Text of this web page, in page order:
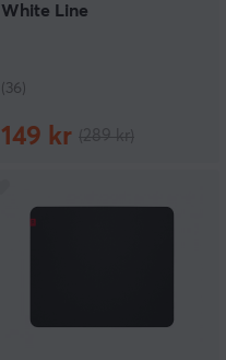
White Line
(36)
149 kr